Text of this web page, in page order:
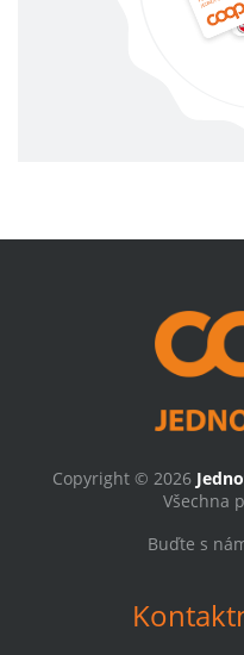
Copyright © 2026
Všechna
Buďte s